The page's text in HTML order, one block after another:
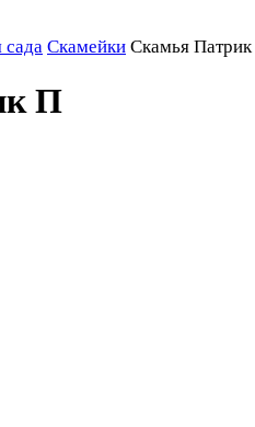
Скамейки Скамья
П